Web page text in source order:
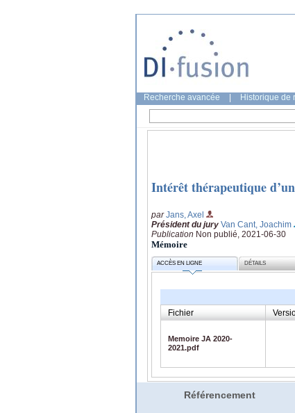
Recherche avancée Historique de
Intérêt thérapeutique
parJans, Axel
Président du jury Van Cant, Joachim
Publication Non publié, 2021-06-30
Mémoire
ACCÈS EN LIGNE DÉTAILS
Fichier
Memoire JA 2020-
2021.pdf
Référencement